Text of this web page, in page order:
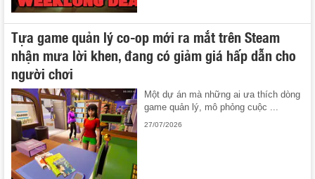
Tựa game quản lý co-op mới ra mắt trên Steam
nhận mưa lời khen, đang có giảm giá hấp dẫn cho
người chơi
Một dự án mà những ai ưa thích dòng
game quản lý, mô phỏng cuộc ...
27/07/2026